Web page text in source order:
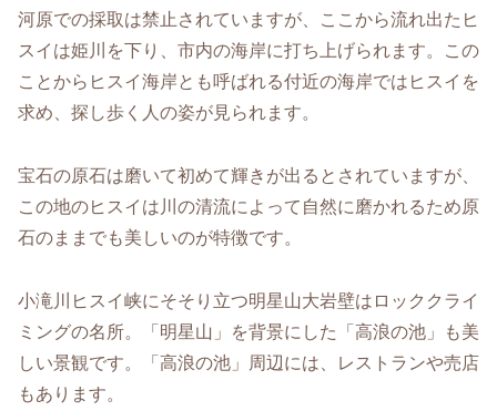
河原での採取は禁止されていますが、ここから流れ出たヒ
スイは姫川を下り、市内の海岸に打ち上げられます。この
ことからヒスイ海岸とも呼ばれる付近の海岸ではヒスイを
求め、探し歩く人の姿が見られます。
宝石の原石は磨いて初めて輝きが出るとされていますが、
この地のヒスイは川の清流によって自然に磨かれるため原
石のままでも美しいのが特徴です。
小滝川ヒスイ峡にそそり立つ明星山大岩壁はロッククライ
ミングの名所。「明星山」を背景にした「高浪の池」も美
しい景観です。「高浪の池」周辺には、レストランや売店
もあります。